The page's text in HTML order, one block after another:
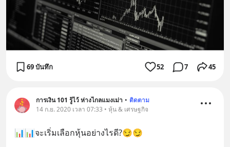
69 บันทึก 52 7 45
การเงิน 101 รู้ไว้ ห่างไกลแมงเม่า • ติดตาม
14 ก.ย. 2020 เวลา 07:33 • หุ้น & เศรษฐกิจ
📊📊จะเริ่มเลือกหุ้นอย่างไรดี?😏😏